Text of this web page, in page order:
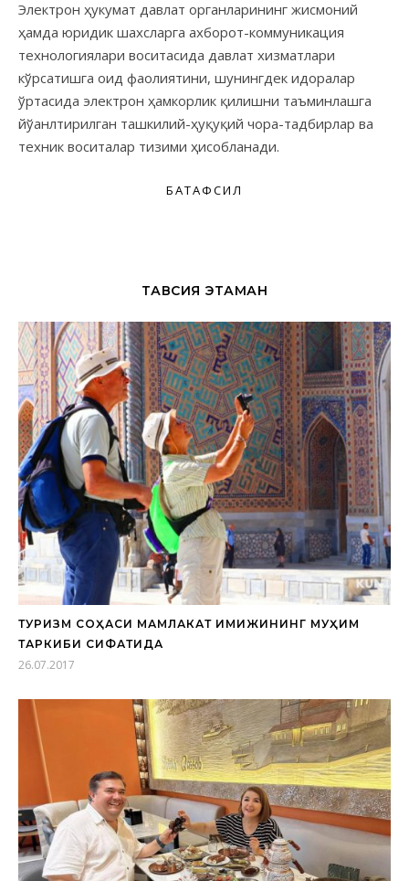
Электрон ҳукумат давлат органларининг жисмоний
ҳамда юридик шахсларга ахборот-коммуникация
технологиялари воситасида давлат хизматлари
кўрсатишга оид фаолиятини, шунингдек идоралар
ўртасида электрон ҳамкорлик қилишни таъминлашга
йўанлтирилган ташкилий-ҳуқуқий чора-тадбирлар ва
техник воситалар тизими ҳисобланади.
БАТАФСИЛ
ТАВСИЯ ЭТАМАН
ТУРИЗМ СОҲАСИ МАМЛАКАТ ИМИЖИНИНГ МУҲИМ
ТАРКИБИ СИФАТИДА
26.07.2017